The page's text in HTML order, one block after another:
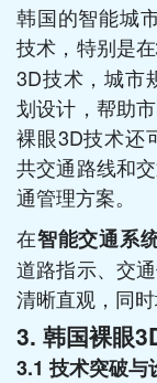
韩国的智能城
技术，特别是在
3D技术，城市
划设计，帮助
裸眼3D技术还
共交通路线和
通管理方案。
在智能交通系
道路指示、交
清晰直观，同
3. 韩国裸眼
3.1 技术突破与